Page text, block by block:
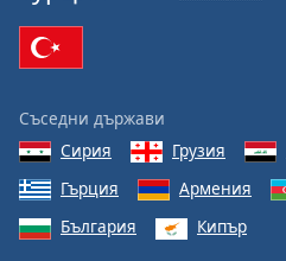
Съседни държави
Сирия
Грузия
Гърция
Армения
България
Кипър